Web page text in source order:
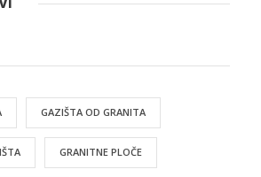
GAZIŠTA OD GRANITA
GRANITNE PLOČE